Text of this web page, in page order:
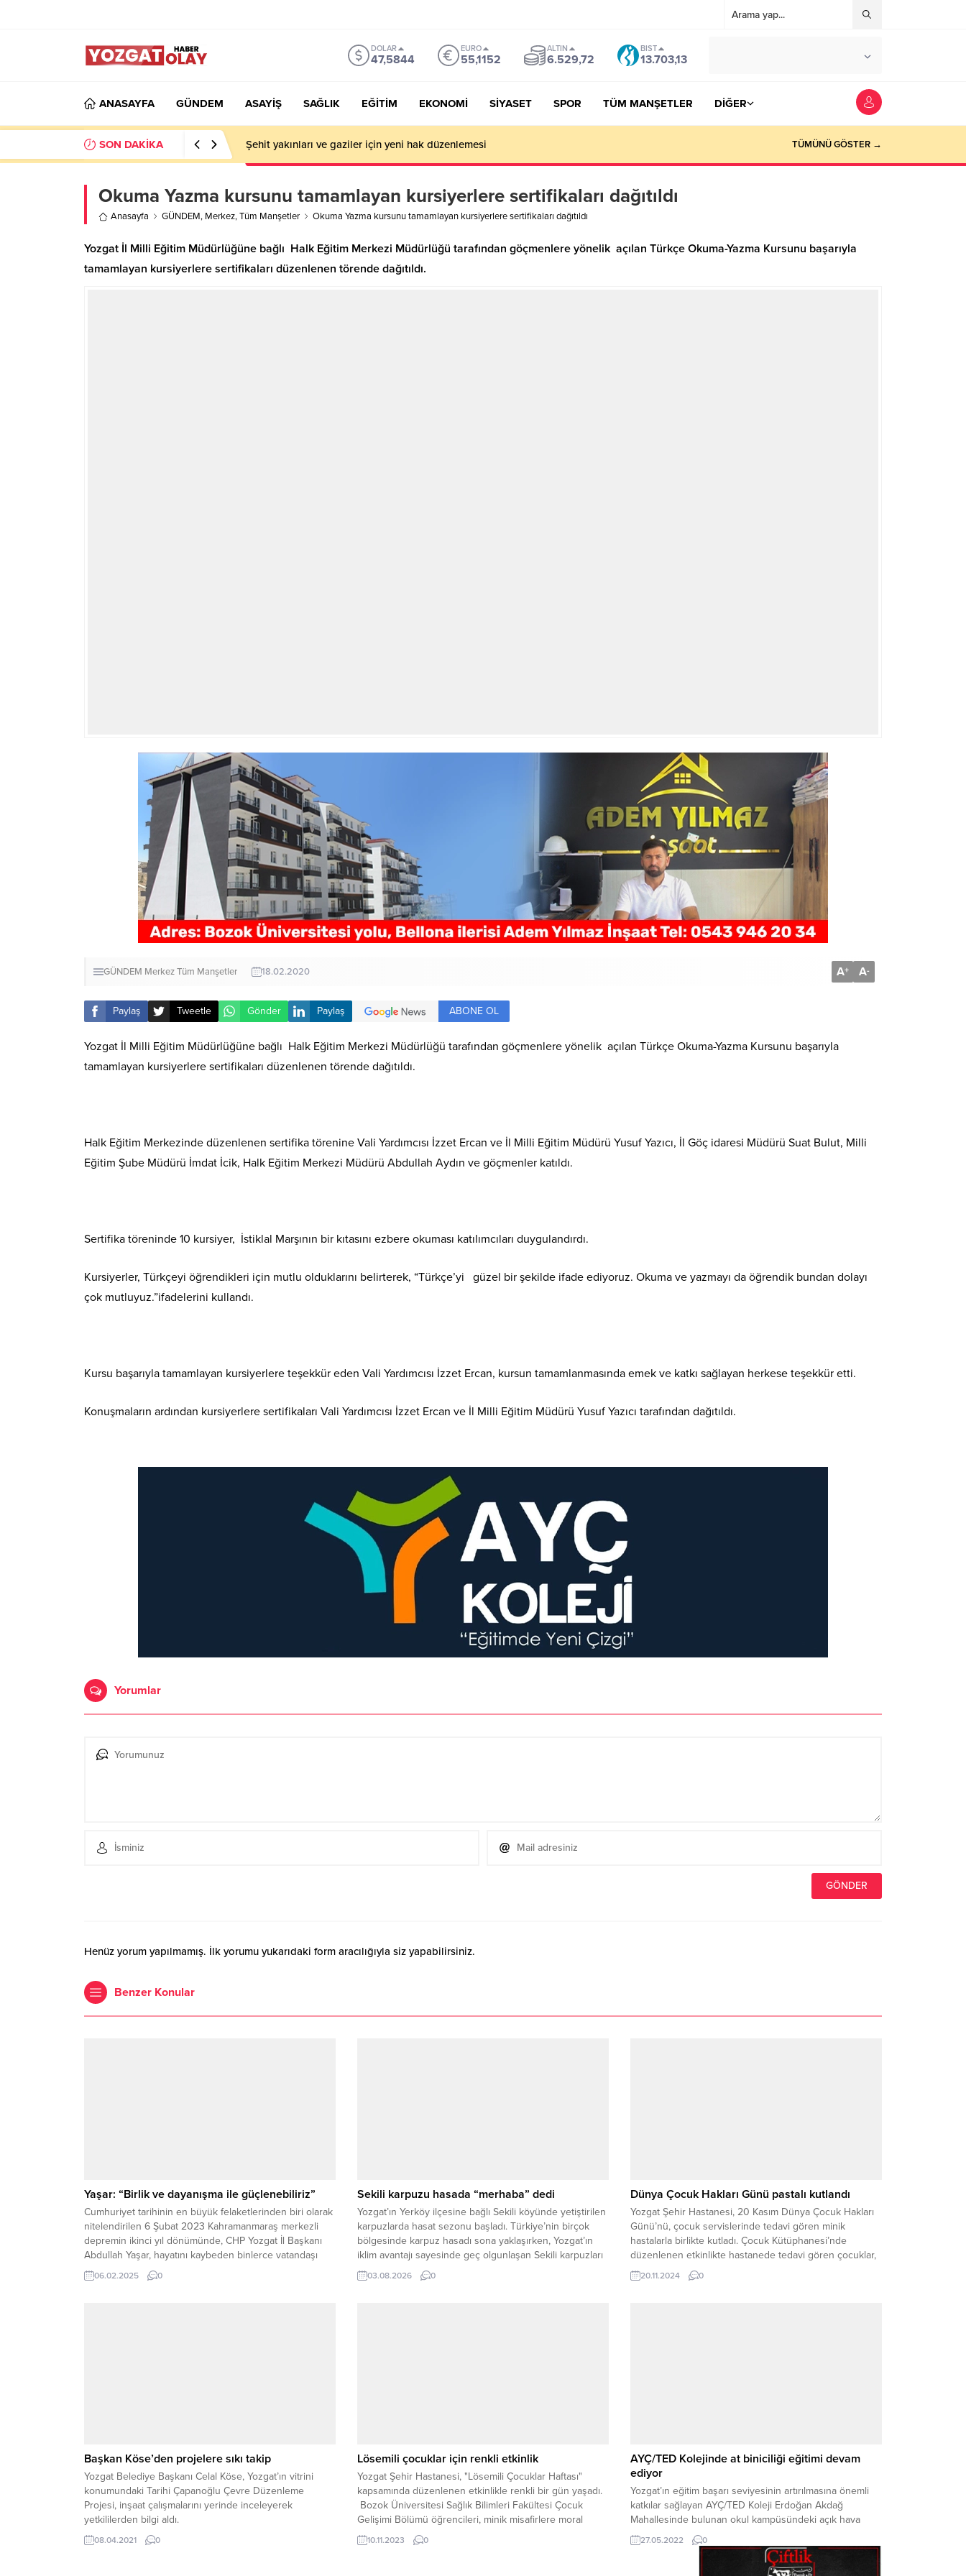
DOLAR
47,5844
EURO
55,1152
ALTIN
6.529,72
BIST
13.703,13
ANASAYFA GÜNDEM ASAYİŞ SAĞLIK EĞİTİM EKONOMİ SİYASET SPOR TÜM MANŞETLER DİĞER
SON DAKİKA Şehit yakınları ve gaziler için yeni hak düzenlemesi TÜMÜNÜ GÖSTER →
Okuma Yazma kursunu tamamlayan kursiyerlere sertifikaları dağıtıldı
Anasayfa GÜNDEM, Merkez,Tüm Manşetler Okuma Yazma kursunu tamamlayan kursiyerlere sertifikaları dağıtıldı
Yozgat İl Milli Eğitim Müdürlüğüne bağlı Halk Eğitim Merkezi Müdürlüğü tarafından göçmenlere yönelik açılan Türkçe Okuma-Yazma Kursunu başarıyla
tamamlayan kursiyerlere sertifikaları düzenlenen törende dağıtıldı.
GÜNDEM MerkezTüm Manşetler 18.02.2020 A+ A-
Paylaş Tweetle Gönder Paylaş ABONE OL
Yozgat İl Milli Eğitim Müdürlüğüne bağlı Halk Eğitim Merkezi Müdürlüğü tarafından göçmenlere yönelik açılan Türkçe Okuma-Yazma Kursunu başarıyla
tamamlayan kursiyerlere sertifikaları düzenlenen törende dağıtıldı.
Halk Eğitim Merkezinde düzenlenen sertifika törenine Vali Yardımcısı İzzet Ercan ve İl Milli Eğitim Müdürü Yusuf Yazıcı, İl Göç idaresi Müdürü Suat Bulut, Milli
Eğitim Şube Müdürü İmdat İcik, Halk Eğitim Merkezi Müdürü Abdullah Aydın ve göçmenler katıldı.
Sertifika töreninde 10 kursiyer, İstiklal Marşının bir kıtasını ezbere okuması katılımcıları duygulandırdı.
Kursiyerler, Türkçeyi öğrendikleri için mutlu olduklarını belirterek, “Türkçe’yi güzel bir şekilde ifade ediyoruz. Okuma ve yazmayı da öğrendik bundan dolayı
çok mutluyuz.”ifadelerini kullandı.
Kursu başarıyla tamamlayan kursiyerlere teşekkür eden Vali Yardımcısı İzzet Ercan, kursun tamamlanmasında emek ve katkı sağlayan herkese teşekkür etti.
Konuşmaların ardından kursiyerlere sertifikaları Vali Yardımcısı İzzet Ercan ve İl Milli Eğitim Müdürü Yusuf Yazıcı tarafından dağıtıldı.
Yorumlar
Henüz yorum yapılmamış. İlk yorumu yukarıdaki form aracılığıyla siz yapabilirsiniz.
Benzer Konular
Yaşar: “Birlik ve dayanışma ile güçlenebiliriz”
Cumhuriyet tarihinin en büyük felaketlerinden biri olarak
nitelendirilen 6 Şubat 2023 Kahramanmaraş merkezli
depremin ikinci yıl dönümünde, CHP Yozgat İl Başkanı
Abdullah Yaşar, hayatını kaybeden binlerce vatandaşı
rahmetle anarak, geride kalan ailelere sabır diledi.
“YAŞANAN ACILAR HALA TAZELİĞİNİ KORUYOR”Yaşar,
06.02.2025 0
Sekili karpuzu hasada “merhaba” dedi
Yozgat’ın Yerköy ilçesine bağlı Sekili köyünde yetiştirilen
karpuzlarda hasat sezonu başladı. Türkiye’nin birçok
bölgesinde karpuz hasadı sona yaklaşırken, Yozgat’ın
iklim avantajı sayesinde geç olgunlaşan Sekili karpuzları
tarlalardan toplanarak ülkenin dört bir yanındaki
pazarlara gönderilmeye başlandı. Kalitesi, lezzeti ve geç
03.08.2026 0
Dünya Çocuk Hakları Günü pastalı kutlandı
Yozgat Şehir Hastanesi, 20 Kasım Dünya Çocuk Hakları
Günü’nü, çocuk servislerinde tedavi gören minik
hastalarla birlikte kutladı. Çocuk Kütüphanesi’nde
düzenlenen etkinlikte hastanede tedavi gören çocuklar,
Dünya Çocuk Hakları Günü’ne özel hazırlanan pastayı
keserek bu özel günü coşkuyla kutladı. Dünya Çocuk
20.11.2024 0
Başkan Köse’den projelere sıkı takip
Yozgat Belediye Başkanı Celal Köse, Yozgat’ın vitrini
konumundaki Tarihi Çapanoğlu Çevre Düzenleme
Projesi, inşaat çalışmalarını yerinde inceleyerek
yetkililerden bilgi aldı.
08.04.2021 0
Lösemili çocuklar için renkli etkinlik
Yozgat Şehir Hastanesi, "Lösemili Çocuklar Haftası"
kapsamında düzenlenen etkinlikle renkli bir gün yaşadı.
Bozok Üniversitesi Sağlık Bilimleri Fakültesi Çocuk
Gelişimi Bölümü öğrencileri, minik misafirlere moral
vermek amacıyla renkli kostümlerle hastaneye renk kattı.
10.11.2023 0
AYÇ/TED Kolejinde at biniciliği eğitimi devam
ediyor
Yozgat’ın eğitim başarı seviyesinin artırılmasına önemli
katkılar sağlayan AYÇ/TED Koleji Erdoğan Akdağ
Mahallesinde bulunan okul kampüsündeki açık hava
parkurunda öğrenciler ve vatandaşlara yönelik at
biniciliği eğitimlerine devam ediyor.
27.05.2022 0